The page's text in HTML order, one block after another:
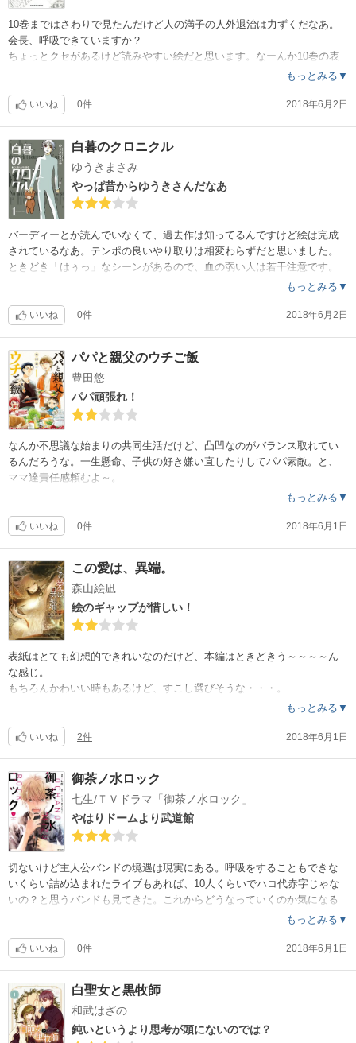
10巻まではさわりで見たんだけど人の満子の人外退治は力ずくだなあ。
会長、呼吸できていますか？
ちょっとクセがあるけど読みやすい絵だと思います。なーんか10巻の表
もっとみる▼
いいね 0件 2018年6月2日
白暮のクロニクル
ゆうきまさみ
やっぱ昔からゆうきさんだなあ
バーディーとか読んでいなくて、過去作は知ってるんですけど絵は完成
されているなあ。テンポの良いやり取りは相変わらずだと思いました。
ときどき「はぅっ」なシーンがあるので、血の弱い人は若干注意です。
もっとみる▼
いいね 0件 2018年6月2日
パパと親父のウチご飯
豊田悠
パパ頑張れ！
なんか不思議な始まりの共同生活だけど、凸凹なのがバランス取れてい
るんだろうな。一生懸命、子供の好き嫌い直したりしてパパ素敵。と、
ママ達責任感頼むよ～。
もっとみる▼
いいね 0件 2018年6月1日
この愛は、異端。
森山絵凪
絵のギャップが惜しい！
表紙はとても幻想的できれいなのだけど、本編はときどきう～～～～ん
な感じ。
もちろんかわいい時もあるけど、すこし選びそうな・・・。
もっとみる▼
いいね 2件 2018年6月1日
御茶ノ水ロック
七生/ＴＶドラマ「御茶ノ水ロック」
やはりドームより武道館
切ないけど主人公バンドの境遇は現実にある。呼吸をすることもできな
いくらい詰め込まれたライブもあれば、10人くらいでハコ代赤字じゃな
いの？と思うバンドも見てきた。これからどうなっていくのか気になる
もっとみる▼
いいね 0件 2018年6月1日
白聖女と黒牧師
和武はざの
鈍いというより思考が頭にないのでは？